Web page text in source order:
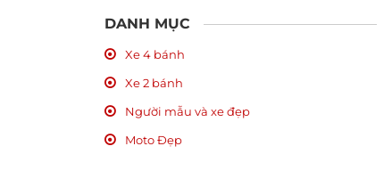
DANH MỤC
Xe 4 bánh
Xe 2 bánh
Người mẫu và xe đẹp
Moto Đẹp